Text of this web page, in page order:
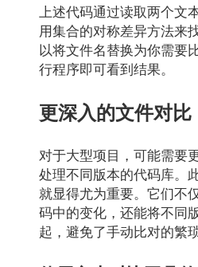
上述代码通过读取两个文
用集合的对称差异方法来
以将文件名替换为你需要
行程序即可看到结果。
更深入的文件对比
对于大型项目，可能需要
处理不同版本的代码库。
就显得尤为重要。它们不
码中的变化，还能将不同
起，避免了手动比对的繁琐